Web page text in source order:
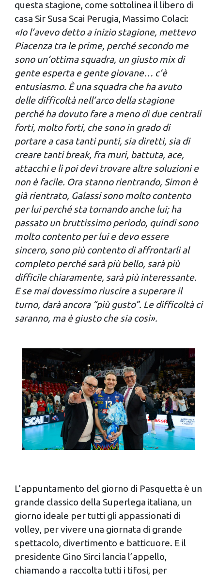
raccolto dal tuo utilizzo dei loro servizi.
questa stagione, come sottolinea il libero di
casa Sir Susa Scai Perugia, Massimo Colaci:
«Io l’avevo detto a inizio stagione, mettevo
Piacenza tra le prime, perché secondo me
sono un’ottima squadra, un giusto mix di
gente esperta e gente giovane… c’è
entusiasmo. È una squadra che ha avuto
delle difficoltà nell’arco della stagione
perché ha dovuto fare a meno di due centrali
forti, molto forti, che sono in grado di
portare a casa tanti punti, sia diretti, sia di
creare tanti break, fra muri, battuta, ace,
attacchi e lì poi devi trovare altre soluzioni e
non è facile. Ora stanno rientrando, Simon è
già rientrato, Galassi sono molto contento
per lui perché sta tornando anche lui; ha
passato un bruttissimo periodo, quindi sono
molto contento per lui e devo essere
sincero, sono più contento di affrontarli al
completo perché sarà più bello, sarà più
difficile chiaramente, sarà più interessante.
E se mai dovessimo riuscire a superare il
turno, darà ancora “più gusto”. Le difficoltà ci
saranno, ma è giusto che sia così».
L’appuntamento del giorno di Pasquetta è un
grande classico della Superlega italiana, un
giorno ideale per tutti gli appassionati di
volley, per vivere una giornata di grande
spettacolo, divertimento e batticuore. E il
presidente Gino Sirci lancia l’appello,
chiamando a raccolta tutti i tifosi, per